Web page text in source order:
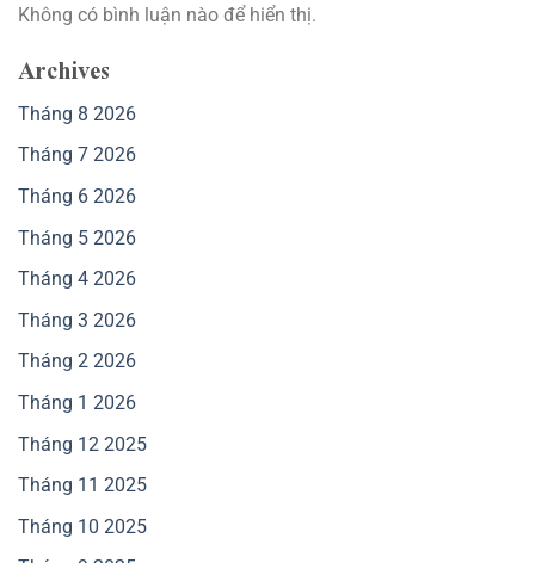
Không có bình luận nào để hiển thị.
Archives
Tháng 8 2026
Tháng 7 2026
Tháng 6 2026
Tháng 5 2026
Tháng 4 2026
Tháng 3 2026
Tháng 2 2026
Tháng 1 2026
Tháng 12 2025
Tháng 11 2025
Tháng 10 2025